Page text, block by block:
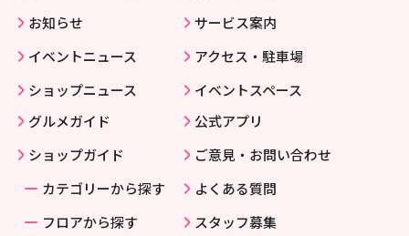
お知らせ
イベントニュース
ショップニュース
グルメガイド
ショップガイド
カテゴリーから探す
フロアから探す
サービス案内
アクセス・駐車場
イベントスペース
公式アプリ
ご意見・お問い合わせ
よくある質問
スタッフ募集